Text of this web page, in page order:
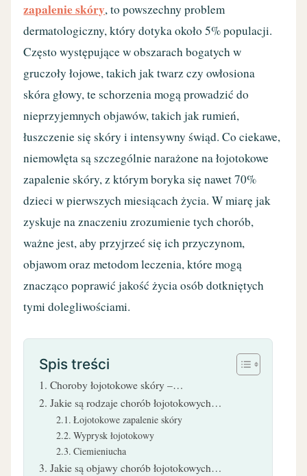
zapalenie skóry, to powszechny problem
dermatologiczny, który dotyka około 5% populacji.
Często występujące w obszarach bogatych w
gruczoły łojowe, takich jak twarz czy owłosiona
skóra głowy, te schorzenia mogą prowadzić do
nieprzyjemnych objawów, takich jak rumień,
łuszczenie się skóry i intensywny świąd. Co ciekawe,
niemowlęta są szczególnie narażone na łojotokowe
zapalenie skóry, z którym boryka się nawet 70%
dzieci w pierwszych miesiącach życia. W miarę jak
zyskuje na znaczeniu zrozumienie tych chorób,
ważne jest, aby przyjrzeć się ich przyczynom,
objawom oraz metodom leczenia, które mogą
znacząco poprawić jakość życia osób dotkniętych
tymi dolegliwościami.
Spis treści
Choroby łojotokowe skóry –…
Jakie są rodzaje chorób łojotokowych…
Łojotokowe zapalenie skóry
Wyprysk łojotokowy
Ciemieniucha
Jakie są objawy chorób łojotokowych…